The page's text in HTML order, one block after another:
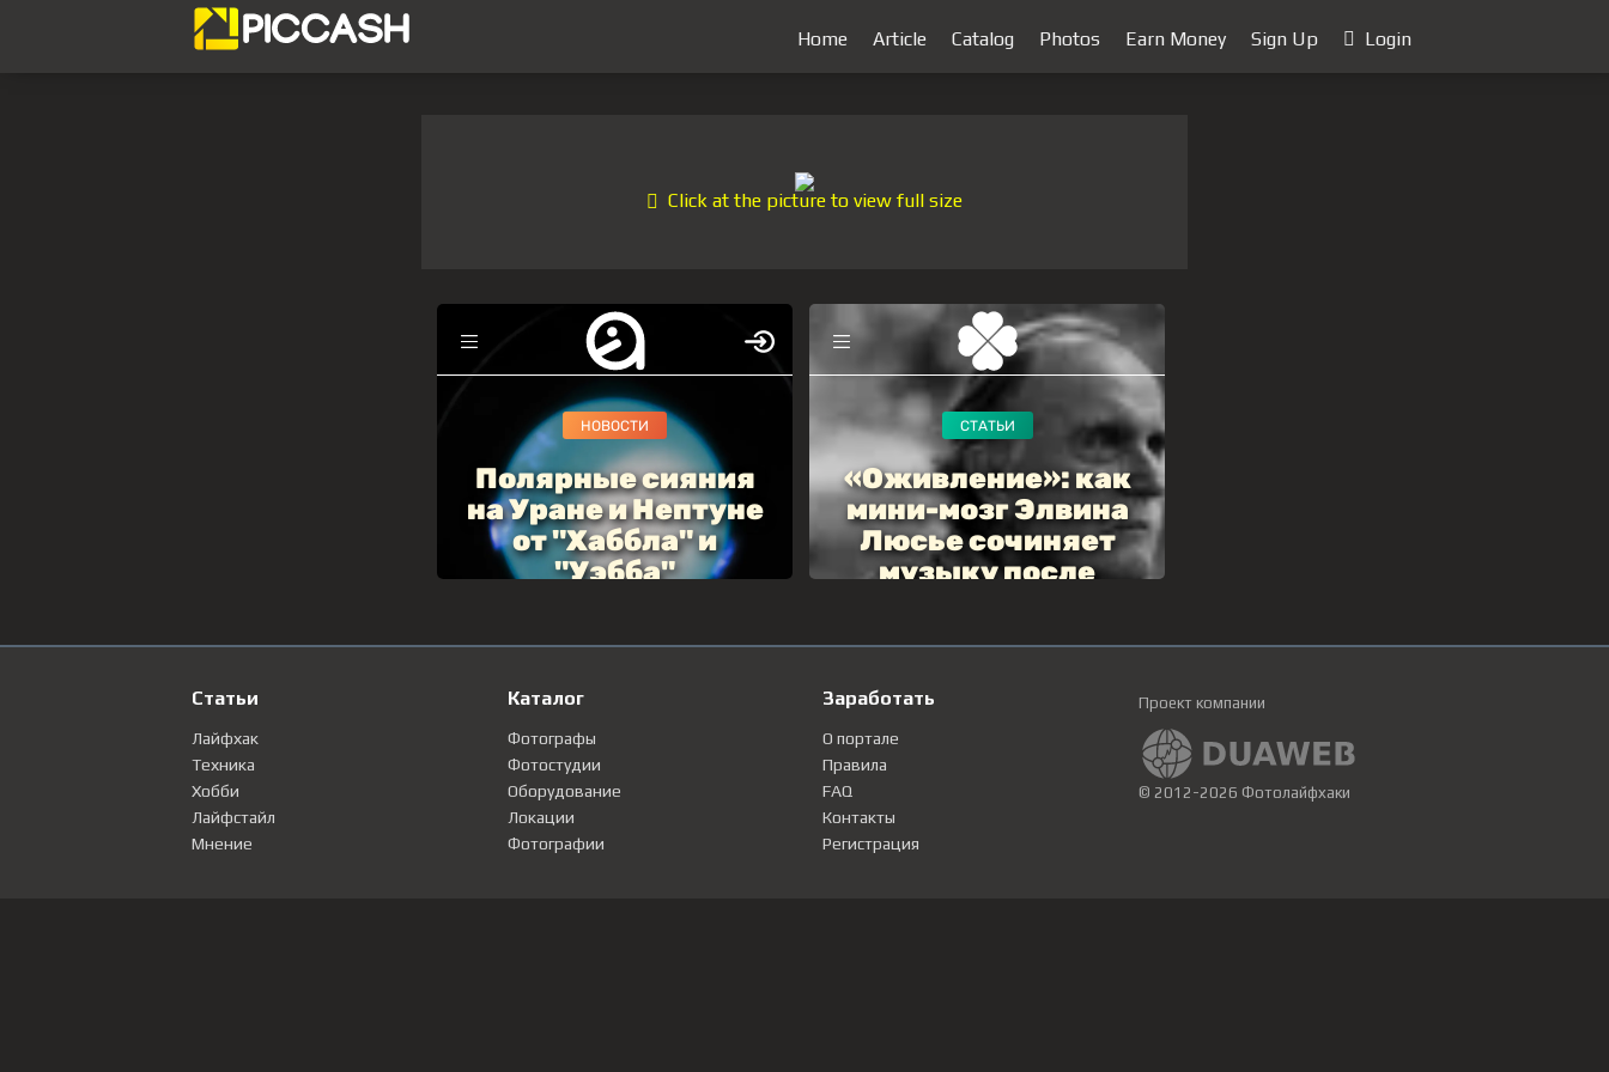
Home Article Catalog Photos Earn Money Sign Up Login
Click at the picture to view full size
Статьи
Лайфхак
Техника
Хобби
Лайфстайл
Мнение
Каталог
Фотографы
Фотостудии
Оборудование
Локации
Фотографии
Заработать
О портале
Правила
FAQ
Контакты
Регистрация
Проект компании
© 2012-2026 Фотолайфхаки